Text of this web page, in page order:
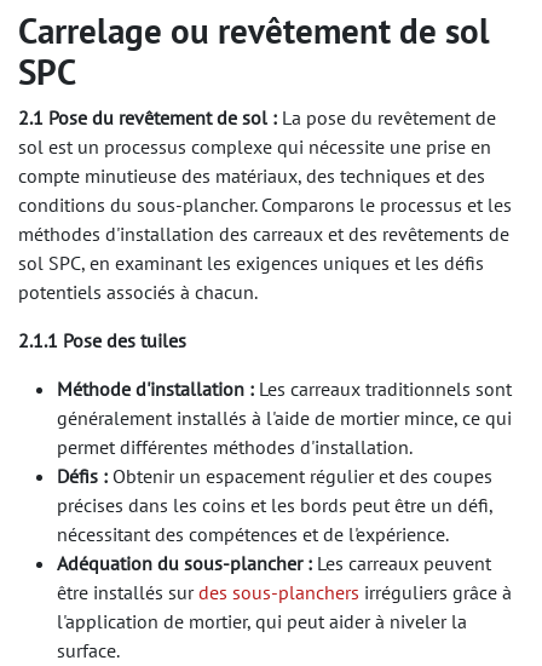
Carrelage ou revêtement de sol
SPC
2.1 Pose du revêtement de sol : La pose du revêtement de
sol est un processus complexe qui nécessite une prise en
compte minutieuse des matériaux, des techniques et des
conditions du sous-plancher. Comparons le processus et les
méthodes d'installation des carreaux et des revêtements de
sol SPC, en examinant les exigences uniques et les défis
potentiels associés à chacun.
2.1.1 Pose des tuiles
Méthode d'installation : Les carreaux traditionnels sont
généralement installés à l'aide de mortier mince, ce qui
permet différentes méthodes d'installation.
Défis : Obtenir un espacement régulier et des coupes
précises dans les coins et les bords peut être un défi,
nécessitant des compétences et de l'expérience.
Adéquation du sous-plancher : Les carreaux peuvent
être installés sur​des sous-planchers irréguliers grâce à
l'application de mortier, qui peut aider à niveler la
surface.